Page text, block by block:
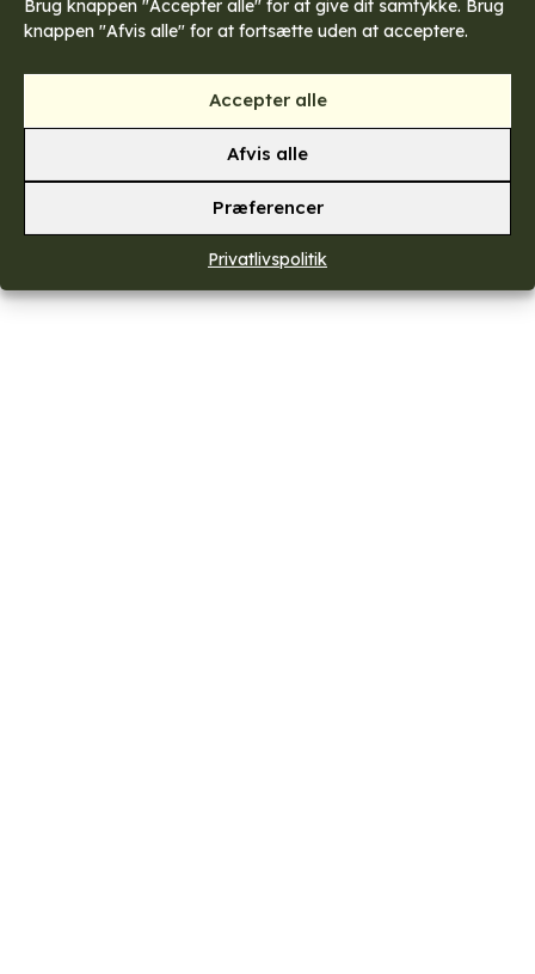
Brug knappen "Accepter alle" for at give dit samtykke. Brug
knappen "Afvis alle" for at fortsætte uden at acceptere.
Accepter alle
Afvis alle
Præferencer
Privatlivspolitik